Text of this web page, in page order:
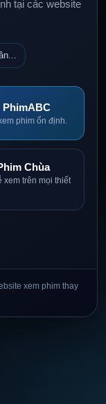
tại các website
PhimABC
phim ổn định.
Chùa
trên mọi thiết
xem phim thay